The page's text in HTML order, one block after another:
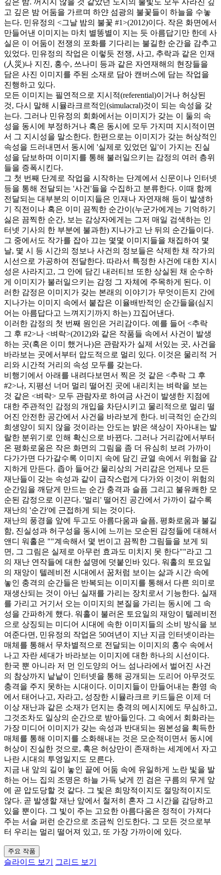
고 깊은 밤 어둠을 가르며 하얀 섬광의 불꽃들이 하늘을 수놓
는다. 민유정의 <그날 밤의 불꽃 #1>(2012)이다. 작은 화면에서
만들어낸 이미지는 마치 별똥별이 지는 듯 아름답기만 한데 사
실은 이 어둠이 전쟁의 포화를 기다리는 불길한 순간을 감추고
있었다. 민유정의 작업은 이렇듯 전쟁, 사고, 추락과 같은 인재
(人災)나 지진, 홍수, 쓰나미 등과 같은 자연재해의 현장들을
담은 사진 이미지를 주된 소재로 담아 캔버스에 담는 작업을
진행하고 있다.
모든 이미지는 필연적으로 지시적(referential)이거나 허상된
것, 다시 말해 시뮬라크르적인(simulacral)것이 되는 속성을 갖
는다. 그러나 민유정의 회화에서는 이미지가 갖는 이 둘의 속
성을 동시에 부정하거나 혹은 동시에 모두 가지며 지시적이면
서 그 지시성을 말소한다. 한편으로는 이미지가 갖는 허상적인
속성을 드러내면서 동시에 '실제로 있었던 일'이 가지는 진실
성을 담보하며 이미지를 통해 불러일으키는 감정의 여러 층위
들을 증폭시킨다.
그 첫 번째 단계로 작업을 시작하는 단계에서 신문이나 인터넷
등을 통해 전달되는 '사건'들을 수집하고 분류한다. 이때 함께
전달되는 대부분의 이미지들은 인재나 자연재해 등이 발생하
기 직전이나 혹은 이미 끔찍한 순간이(누군가에게는 기억하기
싫은 끔찍한 순간, 보는 감상자에게는 그저 매일 검색하는 인
터넷 기사의 한 부분에 불과한) 지나가고 난 뒤의 순간들이다.
그 중에서도 작가를 잡아 끄는 몇몇 이미지들을 채집하여 몇
날, 몇 시 등 시간의 정보나 사건의 정보들은 삭제한 채 작가의
시선으로 가공하여 전달한다. 따라서 특정한 사건에 대한 지시
성은 사라지고, 그 안에 담긴 내러티브 또한 상실된 채 순수하
게 이미지가 불러일으키는 감정 그 자체에 주목하게 된다. 이
러한 감정은 이미지가 갖는 본래의 이야기가 무엇이든지 간에
지나가는 이미지 속에서 붙잡은 이율배반적인 순간들을(심지
어는 아름답다고 느껴지기까지 하는) 끄집어낸다.
이러한 감정의 첫 번째 원인은 거리감이다. 예를 들어 <추락
그 후 #2>나 <벼락>(2012)와 같은 작품들 속에서 사건이 발생
하는 곳(혹은 이미 했거나)은 관람자가 실제 서있는 곳, 사건을
바라보는 곳에서부터 압도적으로 멀리 있다. 이것은 물리적 거
리와 시간적 거리의 속성 모두를 갖는다.
비행기에서 아래를 내려다보면서 찍은 것 같은 <추락 그 후
#2>나, 지평선 너머 멀리 떨어진 곳에 내리치는 벼락을 보는
것 같은 <벼락> 모두 관람자로 하여금 사건이 발생한 지점에
대한 주관적인 감정의 개입을 차단시키고 물리적으로 멀리 떨
어진 안전한 공간에서 사건을 바라보게 한다. 비극적인 순간의
희생양이 되지 않을 것이라는 안도는 밝은 색상이 자아내는 발
랄한 분위기로 인해 확신으로 바뀐다. 그러나 거리감에서부터
온 평화로움은 작은 화면의 그림을 좀 더 유심히 보려 가까이
다가가면 다가갈수록 이미지 속에 담긴 균열 속에서 위험을 감
지하게 만든다. 좁아 들어간 물리상의 거리감은 언제나 모든
재난들이 갖는 속성과 같이 급작스럽게 다가와 이것이 위험의
순간임을 깨닫게 만드는 순간 충격과 슬픔 그리고 불유쾌한 모
순된 감정으로 이끈다. '멀리' 떨어진 공간에서 가까이 갈수록
재난의 '순간'에 근접하게 되는 것이다.
재난의 풍경을 앞에 두고도 아름다움과 슬픔, 평화로움과 불길
함, 진실성과 허구성을 동시에 느끼는 모순된 감정들에 대해서
앤디 워홀은 ""계속해서 몇 번이고 끔찍한 그림들을 보게 되
면, 그 그림은 실제로 아무런 효과도 미치지 못 한다""라고 그
의 재난 연작들에 대한 설명에 덧붙인바 있다. 워홀의 토요일
의 재앙이 텔레비전 시대에서 꿈처럼 보이는 삶과 시간 속에
놓인 충격의 순간들은 반복되는 이미지를 통해서 다른 의미로
재생산되는 것이 아닌 실재를 가리는 장치로서 기능한다. 실재
를 가리고 거기서 오는 이미지의 본질을 가리는 동시에 그 속
성을 간파하게 했다. 워홀이 불러온 토요일의 재앙이 텔레비전
으로 상징되는 미디어 시대에 속한 이미지들의 소비 방식을 보
여준다면, 민유정의 작업은 50여년이 지난 지금 인터넷이라는
매체를 통해서 무차별적으로 전달되는 이미지의 홍수 속에서
나고 자란 세대가 바라보는 이미지에 대한 하나의 시선이다.
한국 뿐 아니라 저 먼 인도양의 어느 섬나라에서 벌어진 사건
의 참상까지 낱낱이 인터넷을 통해 공개되는 도리어 아무것도
충격을 주지 못하는 시대이다. 이미지들이 만들어내는 환영 속
에서 태어나고, 자라고, 성장한 시뮬라크르 키드들은 이제 더
이상 재난과 같은 소재가 던지는 충격의 메시지에도 무심하고,
그것조차도 일상의 순간으로 받아들인다. 그 속에서 회화라는
가장 미디어 이미지가 갖는 속성과 반대되는 원본성을 획득한
매체를 통해 이미지를 소화해내는 것은 모순적이면서 동시에
허상이 진실한 것으로, 혹은 허상만이 존재하는 세계에서 자고
나란 시대의 투영일지도 모른다.
지금 내 앞의 길이 놓인 끝에 어둠 속에 유일하게 노란 빛을 발
하는 어느 집의 조명은 하늘 가득 낮게 낀 검은 구름의 무게 앞
에 곧 압도당할 것 같다. 그 빛은 희망적이지도 절망적이지도
않다. 곧 발생할 재난 앞에서 철저히 혼자 그 시간을 감당하고
있을 뿐이다. 그 빛이 주는 고요한 아름다움은 정적이 가져다
주는 서슬 퍼런 순간으로 조금씩 인도한다. 그 모든 것으로부
터 우리는 멀리 떨어져 있고, 또 가장 가까이에 있다.
주요 작품
슬라이드 보기 그리드 보기